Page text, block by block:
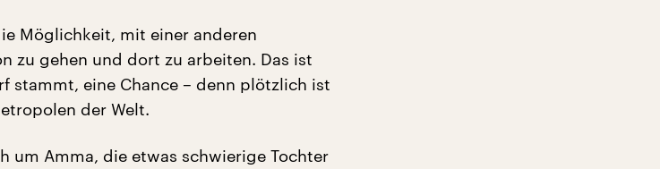
Möglichkeit, mit einer anderen
zu gehen und dort zu arbeiten. Das ist
stammt, eine Chance – denn plötzlich ist
der Welt.
um Amma, die etwas schwierige Tochter